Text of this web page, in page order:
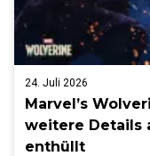
24. Juli 2026
Marvel’s
weitere Details
enthüllt